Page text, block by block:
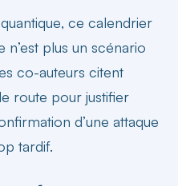
, ce calendrier
n’est plus un scénario
co-auteurs citent
route pour justifier
d’une attaque
tardif.